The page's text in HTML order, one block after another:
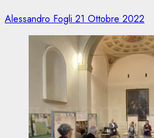
Alessandro Fogli 21 Ottobre 2022